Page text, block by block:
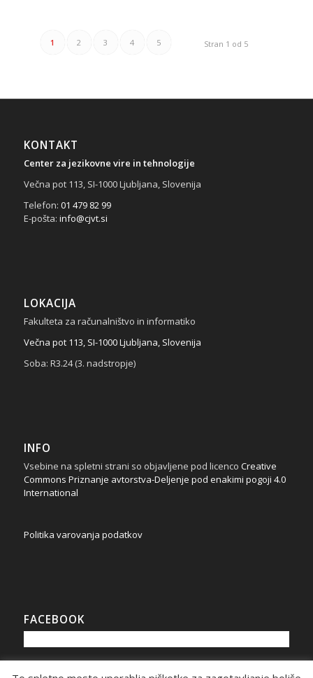
Stran 1 od 5
1 2 3 4 5
KONTAKT
Center za jezikovne vire in tehnologije
Večna pot 113, SI-1000 Ljubljana, Slovenija
Telefon: 01 479 82 99
E-pošta: info@cjvt.si
LOKACIJA
Fakulteta za računalništvo in informatiko
Večna pot 113, SI-1000 Ljubljana, Slovenija
Soba: R3.24 (3. nadstropje)
INFO
Vsebine na spletni strani so objavljene pod licenco Creative
Commons Priznanje avtorstva-Deljenje pod enakimi pogoji 4.0
International
Politika varovanja podatkov
FACEBOOK